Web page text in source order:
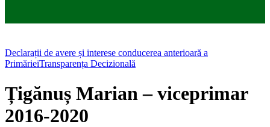
Declarații de avere și interese conducerea anterioară a
PrimărieiTransparența Decizională
Țigănuș Marian – viceprimar
2016-2020